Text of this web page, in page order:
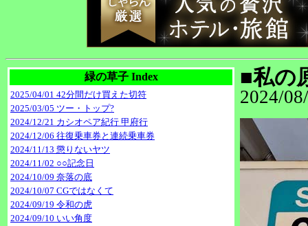
緑の草子 Index
2025/04/01 42分間だけ買えた切符
2025/03/05 ツー・トップ?
2024/12/21 カシオペア紀行 甲府行
2024/12/06 往復乗車券と連続乗車券
2024/11/13 懲りないヤツ
2024/11/02 ○○記念日
2024/10/09 奈落の底
2024/10/07 CGではなくて
2024/09/19 令和の虎
2024/09/10 いい角度
■私の
2024/